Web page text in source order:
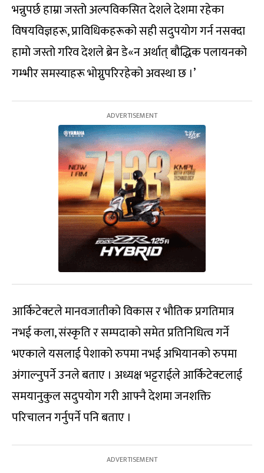
भन्नुपर्छ हाम्रा जस्तो अल्पविकसित देशले देशमा रहेका
विषयविज्ञहरू, प्राविधिकहरूको सही सदुपयोग गर्न नसक्दा
हामो जस्तो गरिव देशले ब्रेन डे«न अर्थात् बौद्धिक पलायनको
गम्भीर समस्याहरू भोग्नुपरिरहेको अवस्था छ ।’
आर्किटेक्टले मानवजातीको विकास र भौतिक प्रगतिमात्र
नभई कला, संस्कृति र सम्पदाको समेत प्रतिनिधित्व गर्ने
भएकाले यसलाई पेशाको रुपमा नभई अभियानको रुपमा
अंगाल्नुपर्ने उनले बताए । अध्यक्ष भट्टराईले आर्किटेक्टलाई
समयानुकुल सदुपयोग गरी आफ्नै देशमा जनशक्ति
परिचालन गर्नुपर्ने पनि बताए ।